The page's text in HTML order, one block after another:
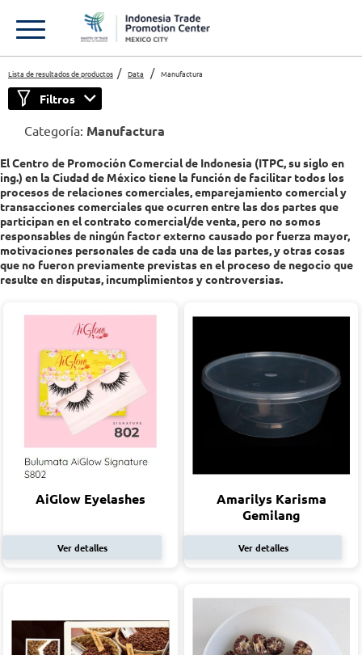
Lista de resultados de productos Data Manufactura
Filtros
Categoría: Manufactura
El Centro de Promoción Comercial de Indonesia (ITPC, su siglo en
ing.) en la Ciudad de México tiene la función de facilitar todos los
procesos de relaciones comerciales, emparejamiento comercial y
transacciones comerciales que ocurren entre las dos partes que
participan en el contrato comercial/de venta, pero no somos
responsables de ningún factor externo causado por fuerza mayor,
motivaciones personales de cada una de las partes, y otras cosas
que no fueron previamente previstas en el proceso de negocio que
resulte en disputas, incumplimientos y controversias.
AiGlow Eyelashes
Ver detalles
Amarilys Karisma
Gemilang
Ver detalles